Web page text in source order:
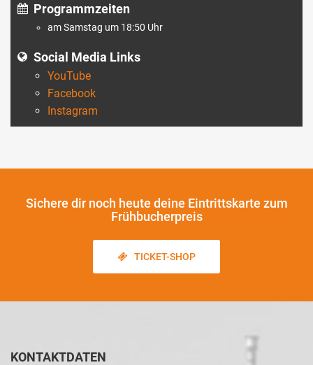
Programmzeiten
am Samstag um 18:50 Uhr
Social Media Links
YouTube
Facebook
Instagram
Sichere dir noch heute deine Eintrittskarte zum
Frühbucherpreis
TICKET-SHOP
KONTAKTDATEN